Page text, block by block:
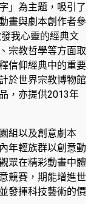
」為主題，吸引了
畫與劇本創作者參
我心靈的經典文
宗教哲學等方面取
信仰經典中的重要
於世界宗教博物館
，亦提供2013年
組以及創意劇本
年輕族群以創意動
眾在精彩動畫中體
競賽，期能增進世
發揮科技藝術的價